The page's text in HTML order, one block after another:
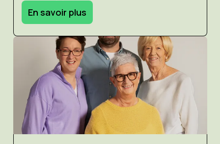
En savoir plus